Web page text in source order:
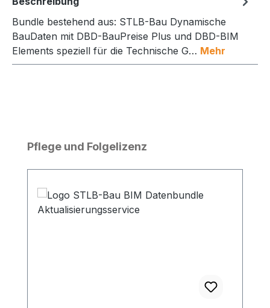
Bundle bestehend aus: STLB-Bau Dynamische
BauDaten mit DBD-BauPreise Plus und DBD-BIM
Elements speziell für die Technische G… Mehr
Produktgalerie überspringen
Pflege und Folgelizenz